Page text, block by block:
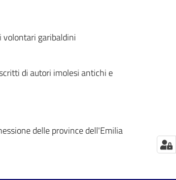
volontari garibaldini
di autori imolesi antichi e
delle province dell'Emilia